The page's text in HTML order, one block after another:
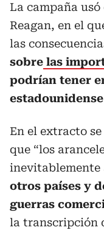
La campaña
Reagan, en el
las
sobre las
podrían tener
En el extracto
que “los
inevitablemente
otros países y
guerras
la transcripción